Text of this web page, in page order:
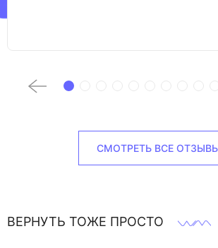
СМОТРЕТЬ ВСЕ
ВЕРНУТЬ ТОЖЕ ПРОСТО